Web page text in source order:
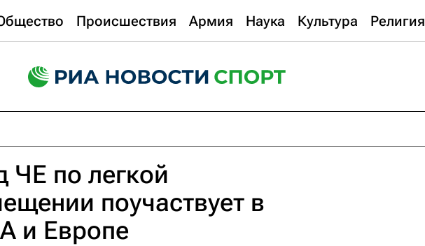
Происшествия Армия Наука Культура Религия
ЧЕ по легкой
поучаствует в
и Европе